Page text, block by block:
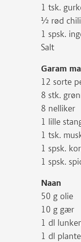
1 tsk.
½ rød chili
1 spsk.
Salt
Garam
12 sorte
8 stk.
8 nelliker
1 lille
1 tsk.
1 spsk.
1 spsk.
Naan
50 g olie
10 g gær
1 dl
1 dl